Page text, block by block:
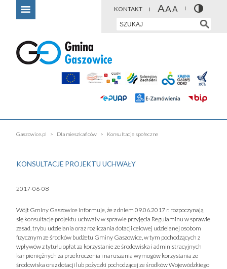
KONTAKT
Gaszowice.pl Dla mieszkańców Konsultacje społeczne
KONSULTACJE PROJEKTU UCHWAŁY
2017-06-08
Wójt Gminy Gaszowice informuje, że z dniem 09.06.2017 r. rozpoczynają
się konsultacje projektu uchwały w sprawie przyjęcia Regulaminu w sprawie
zasad, trybu udzielania oraz rozliczania dotacji celowej udzielanej osobom
fizycznym ze środków budżetu Gminy Gaszowice, w tym pochodzących z
wpływów z tytułu opłat za korzystanie ze środowiska i administracyjnych
kar pieniężnych za przekroczenia i naruszania wymogów korzystania ze
środowiska oraz dotacji lub pożyczki pochodzącej ze środków Wojewódzkiego